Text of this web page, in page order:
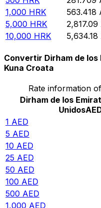
1,000 HRK 563.418
5,000 HRK 2,817.09
10,000 HRK 5,634.18
Convertir Dirham de los
Kuna Croata
Rate information
Dirham de los
Unidos
1 AED
5 AED
10 AED
25 AED
50 AED
100 AED
500 AED
1,000 AED